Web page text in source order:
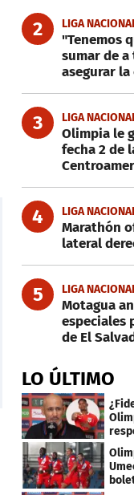
2 LIGA
"Tenemos
sumar de a
asegurar
3 LIGA
Olimpia le
fecha 2 de
4 LIGA
Marathón
lateral
5 LIGA
Motagua
especiales
de El
LO ÚLTIMO